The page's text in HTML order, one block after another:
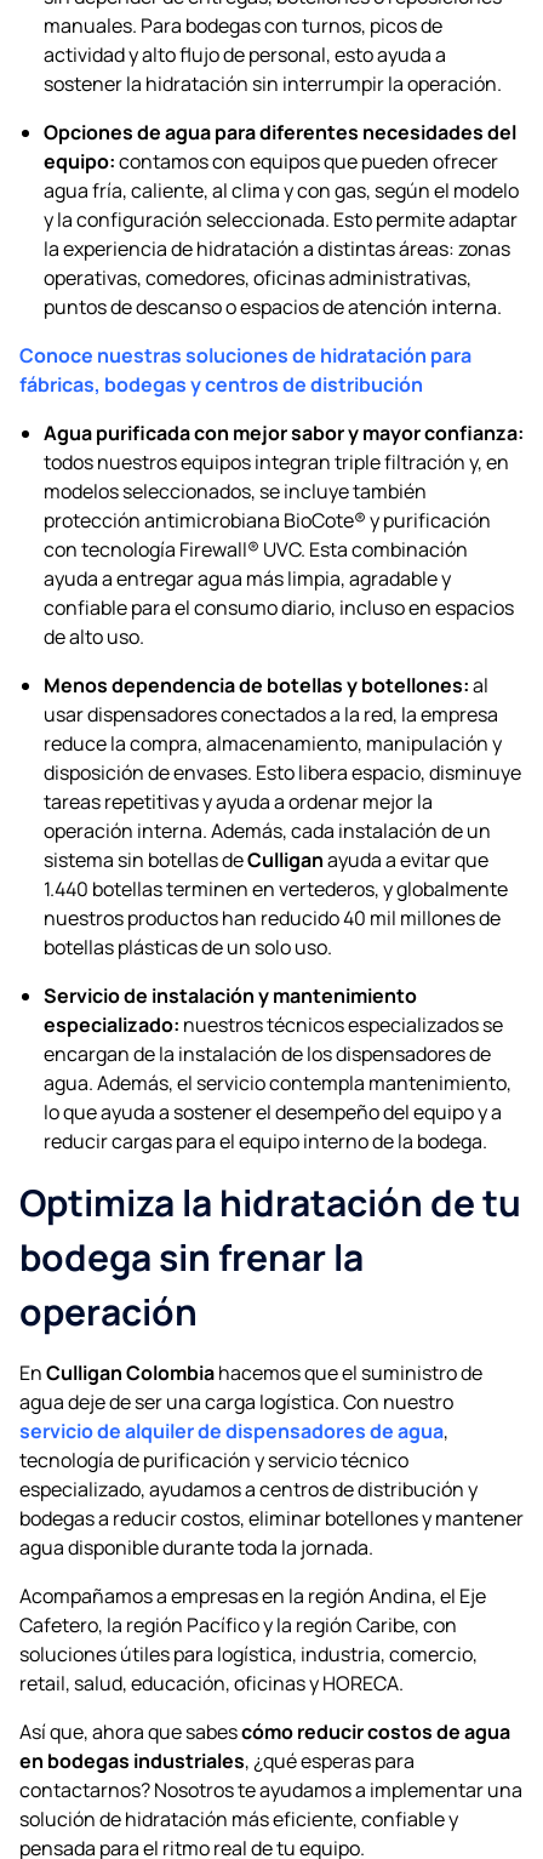
manuales. Para bodegas con turnos, picos de
actividad y alto flujo de personal, esto ayuda a
sostener la hidratación sin interrumpir la operación.
Opciones de agua para diferentes necesidades del
equipo:contamos con equipos que pueden ofrecer
agua fría, caliente, al clima y con gas, según el modelo
y la configuración seleccionada. Esto permite adaptar
la experiencia de hidratación a distintas áreas: zonas
operativas, comedores, oficinas administrativas,
puntos de descanso o espacios de atención interna.
Conoce nuestras soluciones de hidratación para
fábricas, bodegas y centros de distribución
Agua purificada con mejor sabor y mayor confianza:
todos nuestros equipos integran triple filtración y, en
modelos seleccionados, se incluye también
protección antimicrobiana BioCote® y purificación
con tecnología Firewall® UVC. Esta combinación
ayuda a entregar agua más limpia, agradable y
confiable para el consumo diario, incluso en espacios
de alto uso.
Menos dependencia de botellas y botellones:al
usar dispensadores conectados a la red, la empresa
reduce la compra, almacenamiento, manipulación y
disposición de envases. Esto libera espacio, disminuye
tareas repetitivas y ayuda a ordenar mejor la
operación interna. Además, cada instalación de un
sistema sin botellas deCulliganayuda a evitar que
1.440 botellas terminen en vertederos, y globalmente
nuestros productos han reducido 40 mil millones de
botellas plásticas de un solo uso.
Servicio de instalación y mantenimiento
especializado: nuestros técnicos especializados se
encargan de la instalación de los dispensadores de
agua. Además, el servicio contempla mantenimiento,
lo que ayuda a sostener el desempeño del equipo y a
reducir cargas para el equipo interno de la bodega.
Optimiza la hidratación de tu
bodega sin frenar la
operación
EnCulligan Colombiahacemos que el suministro de
agua deje de ser una carga logística. Con nuestro
servicio de alquiler de dispensadores de agua,
tecnología de purificación y servicio técnico
especializado, ayudamos a centros de distribución y
bodegas a reducir costos, eliminar botellones y mantener
agua disponible durante toda la jornada.
Acompañamos a empresas en la región Andina, el Eje
Cafetero, la región Pacífico y la región Caribe, con
soluciones útiles para logística, industria, comercio,
retail, salud, educación, oficinas y HORECA.
Así que, ahora que sabescómo reducir costos de agua
en bodegas industriales, ¿qué esperas para
contactarnos? Nosotros te ayudamos a implementar una
solución de hidratación más eficiente, confiable y
pensada para el ritmo real de tu equipo.